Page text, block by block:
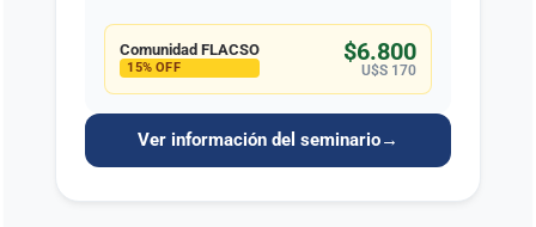
Comunidad FLACSO
15% OFF
$6.800
U$S 170
Ver información del seminario→